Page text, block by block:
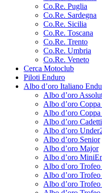
Co.Re. Puglia
Co.Re. Sardegna
Co.Re. Sicilia
Co.Re. Toscana
Co.Re. Trento
Co.Re. Umbria
Co.Re. Veneto
Cerca Motoclub
Piloti Enduro
Albo d’oro Italiano
Albo d’oro
Albo d’oro
Albo d’oro
Albo d’oro Cadetti
Albo d’oro
Albo d’oro Senior
Albo d’oro Major
Albo d’oro
Albo d’oro
Albo d’oro
Albo d’oro